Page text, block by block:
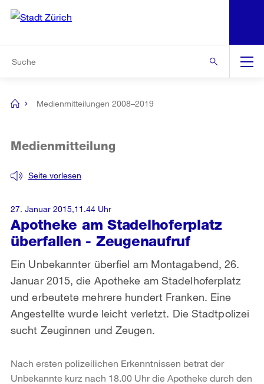
Navigation
[no
Medienmitteilungen 2008–2019
Apotheke am Stadelhoferplatz
überfallen - Zeugenaufruf
Seite vorlesen
Medienmitteilung
Ein Unbekannter überfiel am Montagabend, 26.
Januar 2015, die Apotheke am Stadelhoferplatz
und erbeutete mehrere hundert Franken. Eine
Angestellte wurde leicht verletzt. Die Stadtpolizei
sucht Zeuginnen und Zeugen.
27. Januar 2015,11.44 Uhr
Nach ersten polizeilichen Erkenntnissen betrat der
Unbekannte kurz nach 18.00 Uhr die Apotheke durch den